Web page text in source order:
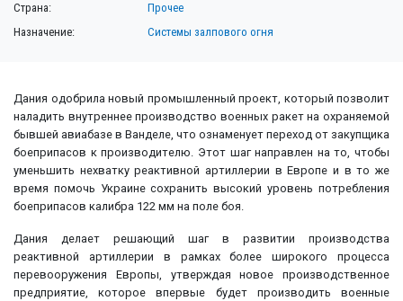
Страна:
Прочее
Назначение:
Системы залпового огня
Дания одобрила новый промышленный проект, который позволит
наладить внутреннее производство военных ракет на охраняемой
бывшей авиабазе в Ванделе, что ознаменует переход от закупщика
боеприпасов к производителю. Этот шаг направлен на то, чтобы
уменьшить нехватку реактивной артиллерии в Европе и в то же
время помочь Украине сохранить высокий уровень потребления
боеприпасов калибра 122 мм на поле боя.
Дания делает решающий шаг в развитии производства
реактивной артиллерии в рамках более широкого процесса
перевооружения Европы, утверждая новое производственное
предприятие, которое впервые будет производить военные